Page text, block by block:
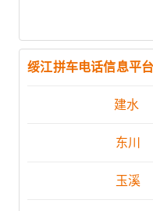
绥江拼车电话信息平
建水
东川
玉溪